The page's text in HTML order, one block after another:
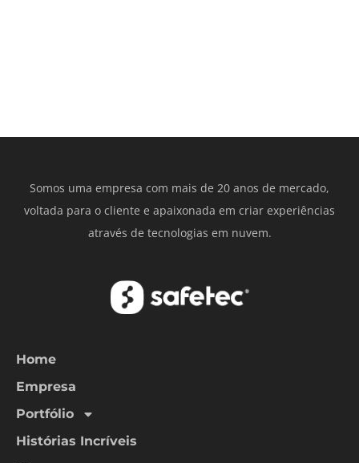
Somos uma empresa com mais de 20 anos de mercado,
voltada para o cliente e apaixonada em criar experiências
através de tecnologias em nuvem.
Home
Empresa
Portfólio
Histórias Incríveis